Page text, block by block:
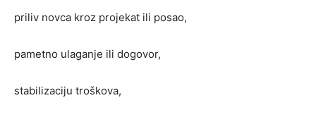
priliv novca kroz projekat ili posao,
pametno ulaganje ili dogovor,
stabilizaciju troškova,